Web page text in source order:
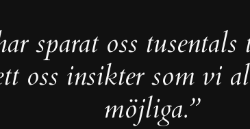
sparat oss
oss insikter som vi
möjliga.”